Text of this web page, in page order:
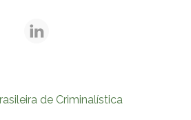
de Criminalística